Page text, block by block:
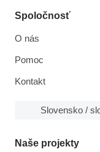
Spoločnosť
O nás
Pomoc
Kontakt
Slovensko /
Naše projekty